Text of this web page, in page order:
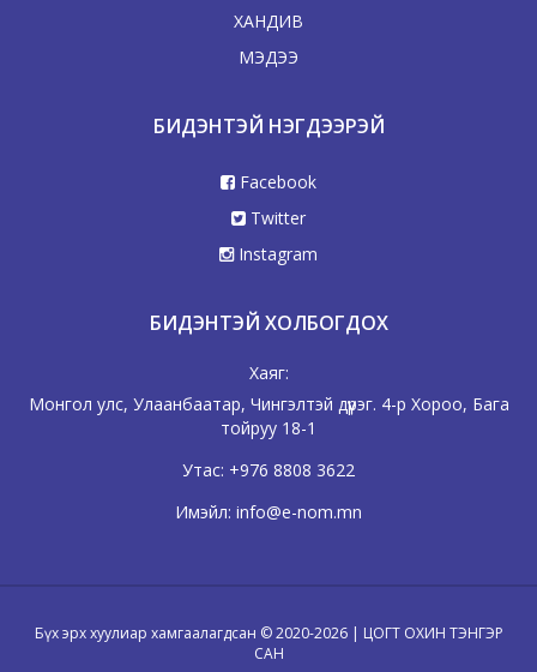
ХАНДИВ
МЭДЭЭ
БИДЭНТЭЙ НЭГДЭЭРЭЙ
Facebook
Twitter
Instagram
БИДЭНТЭЙ ХОЛБОГДОХ
Хаяг:
Монгол улс, Улаанбаатар, Чингэлтэй дүүрэг. 4-р Хороо, Бага
тойруу 18-1
Утас: +976 8808 3622
Имэйл: info@e-nom.mn
Бүх эрх хуулиар хамгаалагдсан © 2020-2026 | ЦОГТ ОХИН ТЭНГЭР
САН